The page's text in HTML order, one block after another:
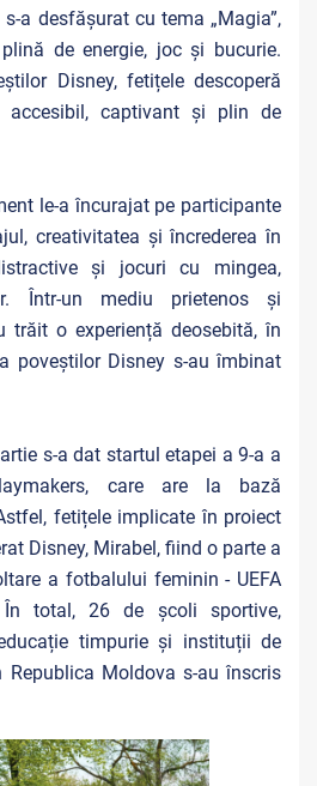
s-a desfășurat cu tema „Magia”,
de energie, joc și bucurie.
Disney, fetițele descoperă
accesibil, captivant și plin de
le-a încurajat pe participante
creativitatea și încrederea în
și jocuri cu mingea,
Într-un mediu prietenos și
trăit o experiență deosebită, în
poveștilor Disney s-au îmbinat
s-a dat startul etapei a 9-a a
care are la bază
fetițele implicate în proiect
Disney, Mirabel, fiind o parte a
a fotbalului feminin - UEFA
În total, 26 de școli sportive,
timpurie și instituții de
Republica Moldova s-au înscris